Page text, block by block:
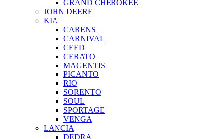
GRAND CHEROKEE
JOHN DEERE
KIA
CARENS
CARNIVAL
CEED
CERATO
MAGENTIS
PICANTO
RIO
SORENTO
SOUL
SPORTAGE
VENGA
LANCIA
DEDRA